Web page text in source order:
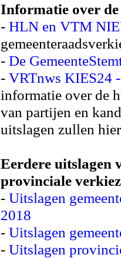
Informatie over
- HLN en VTM
- De
- VRTnws KIES24
informatie over de
van partijen en
uitslagen zullen
Eerdere uitslagen
provinciale
- Uitslagen
2018
- Uitslagen
- Uitslagen